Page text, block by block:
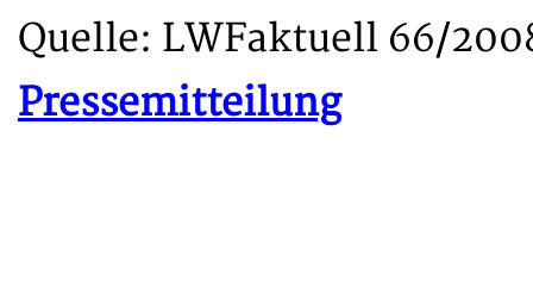
Quelle: LWFaktuell 66/
Pressemitteilung